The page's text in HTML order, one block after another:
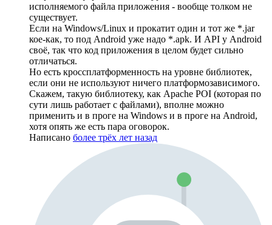
исполняемого файла приложения - вообще толком не
существует.
Если на Windows/Linux и прокатит один и тот же *.jar
кое-как, то под Android уже надо *.apk. И API у Android
своё, так что код приложения в целом будет сильно
отличаться.
Но есть кроссплатформенность на уровне библиотек,
если они не используют ничего платформозависимого.
Скажем, такую библиотеку, как Apache POI (которая по
сути лишь работает с файлами), вполне можно
применить и в проге на Windows и в проге на Android,
хотя опять же есть пара оговорок.
Написано более трёх лет назад